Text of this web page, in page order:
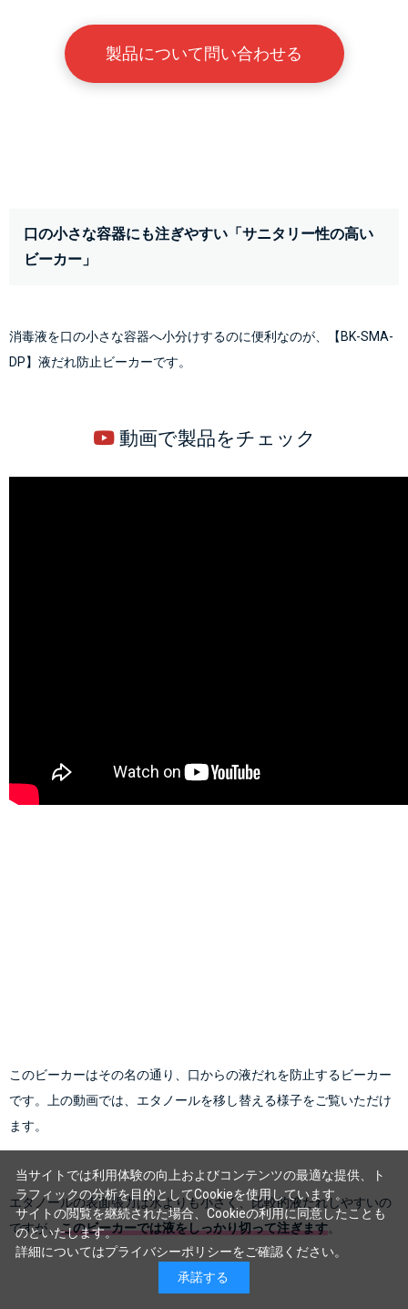
製品について問い合わせる
口の小さな容器にも注ぎやすい「サニタリー性の高い
ビーカー」
消毒液を口の小さな容器へ小分けするのに便利なのが、
【BK-SMA-
DP】液だれ防止ビーカー
動画で製品をチェック
このビーカーはその名の通り、口からの液だれを防止するビーカー
です。上の動画では、エタノールを移し替える様子をご覧いただけ
ます。
エタノールの表面張力は水よりも小さく、比較的液だれしやすいの
ですが、このビーカーでは液をしっかり切って注ぎます。
当サイトでは利用体験の向上およびコンテンツの最適な提供、ト
ラフィックの分析を目的としてCookieを使用しています。
サイトの閲覧を継続された場合、Cookieの利用に同意したことも
のといたします。
詳細についてはプライバシーポリシーをご確認ください。
承諾する